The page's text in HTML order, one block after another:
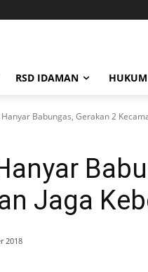
RSD IDAMAN
Babungas, Gerakan 2
Jaga
2018